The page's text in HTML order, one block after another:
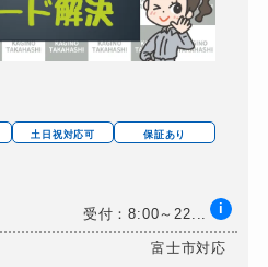
別途お見積り
別途お見積り
別途お見積り
土日祝対応可
保証あり
受付：8:00～22... i
富士市対応